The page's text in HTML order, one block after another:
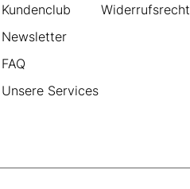
Kundenclub
Newsletter
FAQ
Unsere Services
Widerrufsrecht